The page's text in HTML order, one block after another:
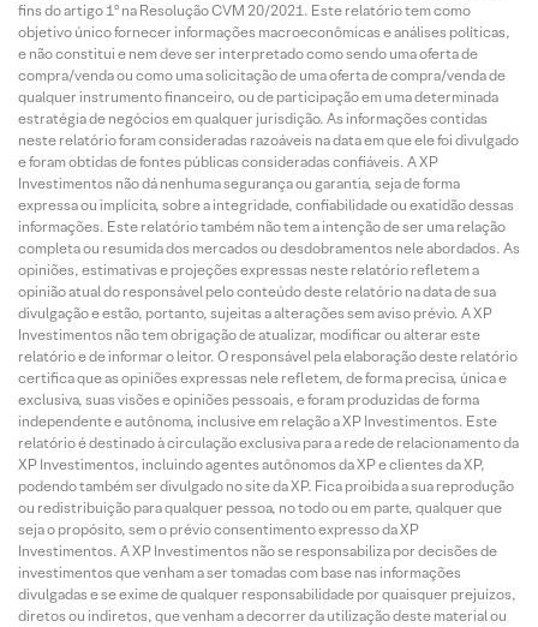
fins do artigo 1º na Resolução CVM 20/2021. Este relatório tem como
objetivo único fornecer informações macroeconômicas e análises políticas,
e não constitui e nem deve ser interpretado como sendo uma oferta de
compra/venda ou como uma solicitação de uma oferta de compra/venda de
qualquer instrumento financeiro, ou de participação em uma determinada
estratégia de negócios em qualquer jurisdição. As informações contidas
neste relatório foram consideradas razoáveis na data em que ele foi divulgado
e foram obtidas de fontes públicas consideradas confiáveis. A XP
Investimentos não dá nenhuma segurança ou garantia, seja de forma
expressa ou implícita, sobre a integridade, confiabilidade ou exatidão dessas
informações. Este relatório também não tem a intenção de ser uma relação
completa ou resumida dos mercados ou desdobramentos nele abordados. As
opiniões, estimativas e projeções expressas neste relatório refletem a
opinião atual do responsável pelo conteúdo deste relatório na data de sua
divulgação e estão, portanto, sujeitas a alterações sem aviso prévio. A XP
Investimentos não tem obrigação de atualizar, modificar ou alterar este
relatório e de informar o leitor. O responsável pela elaboração deste relatório
certifica que as opiniões expressas nele refletem, de forma precisa, única e
exclusiva, suas visões e opiniões pessoais, e foram produzidas de forma
independente e autônoma, inclusive em relação a XP Investimentos. Este
relatório é destinado à circulação exclusiva para a rede de relacionamento da
XP Investimentos, incluindo agentes autônomos da XP e clientes da XP,
podendo também ser divulgado no site da XP. Fica proibida a sua reprodução
ou redistribuição para qualquer pessoa, no todo ou em parte, qualquer que
seja o propósito, sem o prévio consentimento expresso da XP
Investimentos. A XP Investimentos não se responsabiliza por decisões de
investimentos que venham a ser tomadas com base nas informações
divulgadas e se exime de qualquer responsabilidade por quaisquer prejuízos,
diretos ou indiretos, que venham a decorrer da utilização deste material ou